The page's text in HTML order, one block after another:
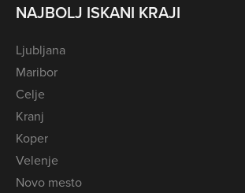
NAJBOLJ ISKANI KRAJI
Ljubljana
Maribor
Celje
Kranj
Koper
Velenje
Novo mesto